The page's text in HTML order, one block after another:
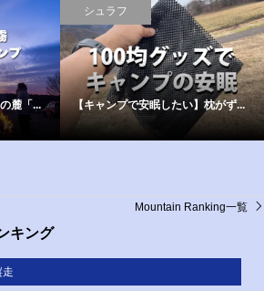
麓「...
シュラフ
【キャンプで安眠したい】枕がず...
キング
走
Mountain Ranking一覧